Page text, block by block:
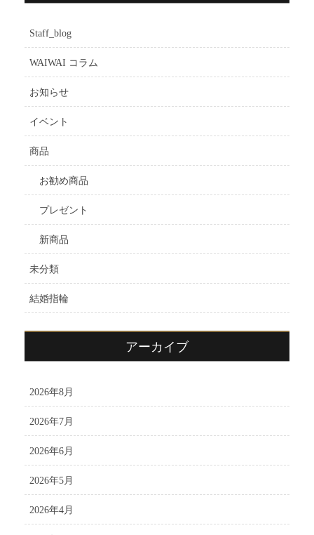
Staff_blog
WAIWAI コラム
お知らせ
イベント
商品
お勧め商品
プレゼント
新商品
未分類
結婚指輪
アーカイブ
2026年8月
2026年7月
2026年6月
2026年5月
2026年4月